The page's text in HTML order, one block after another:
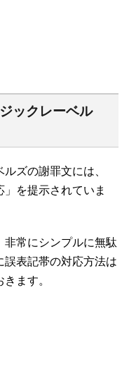
ックレーベル
ズの謝罪文には、
」を提示されていま
常にシンプルに無駄
誤表記帯の対応方法は
ます。